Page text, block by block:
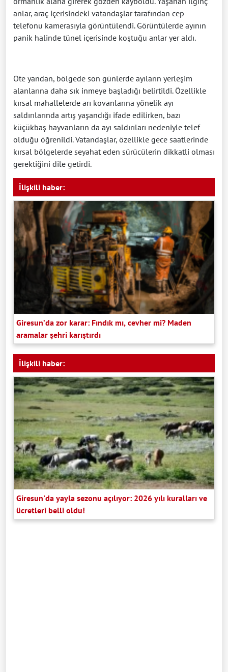
anlar, araç içerisindeki vatandaşlar tarafından cep
telefonu kamerasıyla görüntülendi. Görüntülerde ayının
panik halinde tünel içerisinde koştuğu anlar yer aldı.
Öte yandan, bölgede son günlerde ayıların yerleşim
alanlarına daha sık inmeye başladığı belirtildi. Özellikle
kırsal mahallelerde arı kovanlarına yönelik ayı
saldırılarında artış yaşandığı ifade edilirken, bazı
küçükbaş hayvanların da ayı saldırıları nedeniyle telef
olduğu öğrenildi. Vatandaşlar, özellikle gece saatlerinde
kırsal bölgelerde seyahat eden sürücülerin dikkatli olması
gerektiğini dile getirdi.
İlişkili haber:
Giresun’da zor karar: Fındık mı, cevher mi? Maden
aramalar şehri karıştırdı
İlişkili haber:
Giresun'da yayla sezonu açılıyor: 2026 yılı kuralları ve
ücretleri belli oldu!